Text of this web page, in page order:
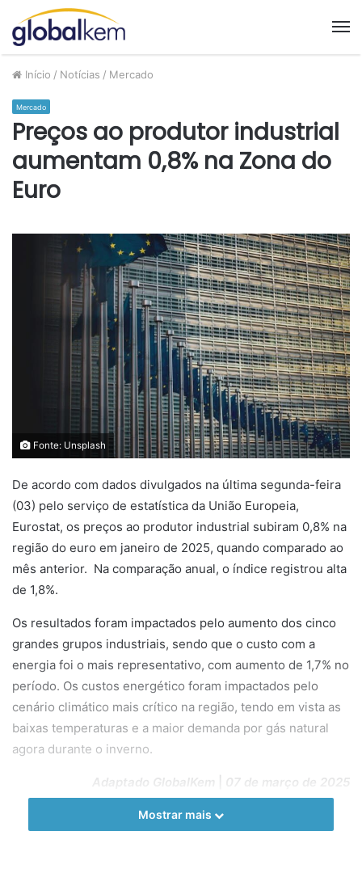
Início / Notícias / Mercado
Mercado
Preços ao produtor industrial
aumentam 0,8% na Zona do
Euro
Fonte: Unsplash
De acordo com dados divulgados na última segunda-feira
(03) pelo serviço de estatística da União Europeia,
Eurostat, os preços ao produtor industrial subiram 0,8% na
região do euro em janeiro de 2025, quando comparado ao
mês anterior. Na comparação anual, o índice registrou alta
de 1,8%.
Os resultados foram impactados pelo aumento dos cinco
grandes grupos industriais, sendo que o custo com a
energia foi o mais representativo, com aumento de 1,7% no
período. Os custos energético foram impactados pelo
cenário climático mais crítico na região, tendo em vista as
baixas temperaturas e a maior demanda por gás natural
agora durante o inverno.
Adaptado GlobalKem 07 de março de 2025
Mostrar mais